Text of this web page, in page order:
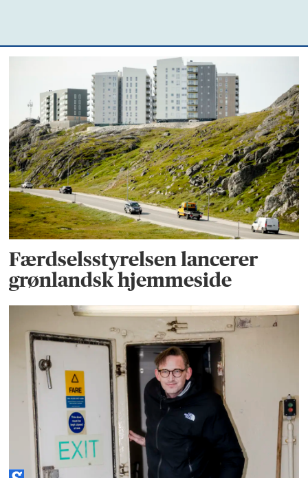
Færdselsstyrelsen lancerer
grønlandsk hjemmeside